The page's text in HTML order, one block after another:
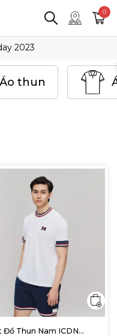
0
2023
Áo thun
Đồ Thun Nam ICDN